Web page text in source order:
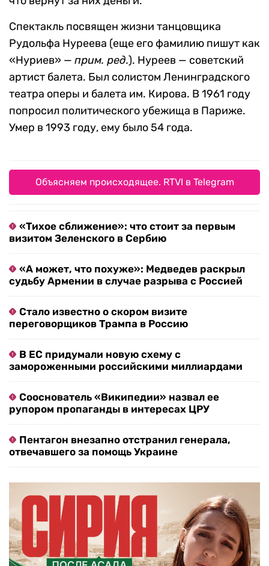
Спектакль посвящен жизни танцовщика
Рудольфа Нуреева (еще его фамилию пишут как
«Нуриев» — прим. ред.). Нуреев — советский
артист балета. Был солистом Ленинградского
театра оперы и балета им. Кирова. В 1961 году
попросил политического убежища в Париже.
Умер в 1993 году, ему было 54 года.
Объясняем происходящее. RTVI в Telegram
«Тихое сближение»: что стоит за первым
визитом Зеленского в Сербию
«А может, что похуже»: Медведев раскрыл
судьбу Армении в случае разрыва с Россией
Стало известно о скором визите
переговорщиков Трампа в Россию
В ЕС придумали новую схему с
замороженными российскими миллиардами
Сооснователь «Википедии» назвал ее
рупором пропаганды в интересах ЦРУ
Пентагон внезапно отстранил генерала,
отвечавшего за помощь Украине